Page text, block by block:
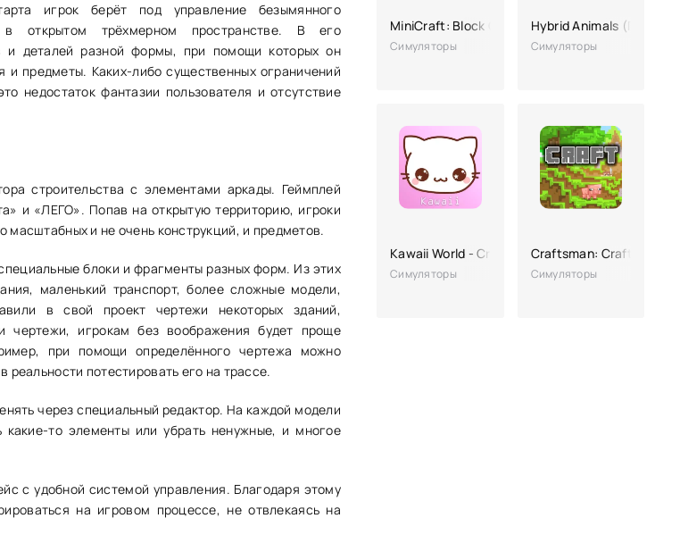
игрок берёт под управление безымянного
в открытом трёхмерном пространстве. В его
и деталей разной формы, при помощи которых он
предметы. Каких-либо существенных ограничений
недостаток фантазии пользователя и отсутствие
строительства с элементами аркады. Геймплей
и «ЛЕГО». Попав на открытую территорию, игроки
масштабных и не очень конструкций, и предметов.
блоки и фрагменты разных форм. Из этих
маленький транспорт, более сложные модели,
в свой проект чертежи некоторых зданий,
чертежи, игрокам без воображения будет проще
при помощи определённого чертежа можно
реальности потестировать его на трассе.
через специальный редактор. На каждой модели
какие-то элементы или убрать ненужные, и многое
с удобной системой управления. Благодаря этому
на игровом процессе, не отвлекаясь на
MiniCraft: Block Craft World
Симуляторы
Hybrid Animals (Гибрид
Симуляторы
Kawaii World - Craft and Build
Симуляторы
Craftsman: Crafting &
Симуляторы